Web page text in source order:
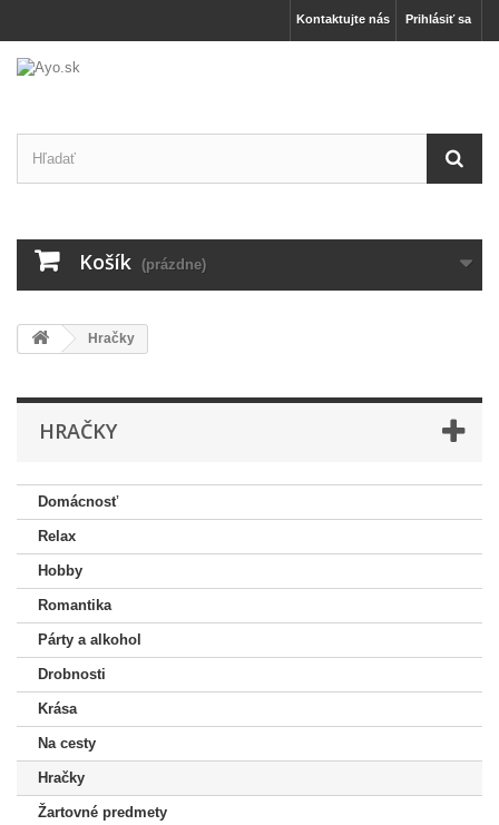
Prihlásiť sa
Kontaktujte nás
Košík (prázdne)
Hračky
HRAČKY
Domácnosť
Relax
Hobby
Romantika
Párty a alkohol
Drobnosti
Krása
Na cesty
Hračky
Žartovné predmety